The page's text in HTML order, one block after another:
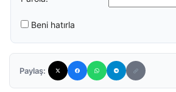
Beni hatırla
Paylaş: